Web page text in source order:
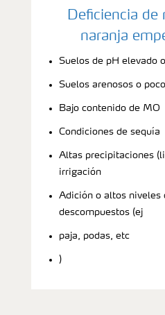
Deficiencia de
naranja
Suelos de pH elevado
Suelos arenosos o
Bajo contenido de MO
Condiciones de sequía
Altas precipitaciones
irrigación
Adición o altos niveles
descompuestos (ej
paja, podas, etc
)